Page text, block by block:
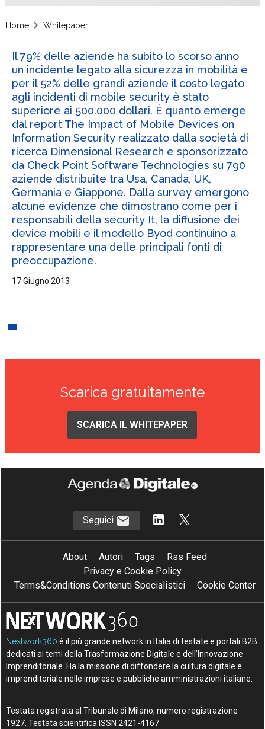
Home Whitepaper
Il 79% delle aziende ha subìto lo scorso anno
un incidente legato alla sicurezza in mobilità e
per il 52% delle grandi aziende il costo legato
agli incidenti di mobile security è stato
superiore ai 500.000 dollari. È quanto emerge
dal report The Impact of Mobile Devices on
Information Security realizzato dalla società di
ricerca Dimensional Research e sponsorizzato
da Check Point Software Technologies su 790
aziende distribuite tra Usa, Canada, UK,
Germania e Giappone. Dalla survey emergono
alcune evidenze che dimostrano come per i
responsabili della security It, la diffusione dei
device mobili e il modello Byod continuino a
rappresentare una delle principali fonti di
preoccupazione.
17 Giugno 2013
Scarica gratuitamente
SCARICA IL WHITEPAPER
Seguici
About Autori Tags
Rss Feed
Privacy e Cookie Policy
Terms&Conditions Contenuti Specialistici
Cookie Center
Nextwork360 è il più grande network in Italia di testate e portali B2B
dedicati ai temi della Trasformazione Digitale e dell’Innovazione
Imprenditoriale. Ha la missione di diffondere la cultura digitale e
imprenditoriale nelle imprese e pubbliche amministrazioni italiane.
Testata registrata al Tribunale di Milano, numero registrazione
1927. Testata scientifica ISSN 2421-4167